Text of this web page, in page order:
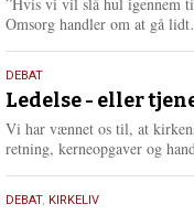
Omsorg handler om at gå
10.
juni
2026
DEBAT
Ledelse - eller
Vi har vænnet os til, at
retning, kerneopgaver og
2.
DEBAT, KIRKELIV